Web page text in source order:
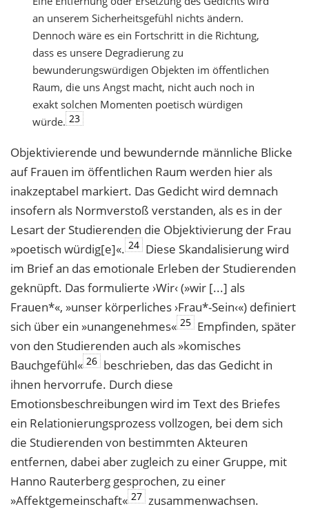
an unserem Sicherheitsgefühl nichts ändern.
Dennoch wäre es ein Fortschritt in die Richtung,
dass es unsere Degradierung zu
bewunderungswürdigen Objekten im öffentlichen
Raum, die uns Angst macht, nicht auch noch in
exakt solchen Momenten poetisch würdigen
würde. 23
Objektivierende und bewundernde männliche Blicke
auf Frauen im öffentlichen Raum werden hier als
inakzeptabel markiert. Das Gedicht wird demnach
insofern als Normverstoß verstanden, als es in der
Lesart der Studierenden die Objektivierung der Frau
»poetisch würdig[e]«. 24 Diese Skandalisierung wird
im Brief an das emotionale Erleben der Studierenden
geknüpft. Das formulierte ›Wir‹ (»wir [...] als
Frauen*«, »unser körperliches ›Frau*-Sein‹«) definiert
sich über ein »unangenehmes« 25 Empfinden, später
von den Studierenden auch als »komisches
Bauchgefühl« 26 beschrieben, das das Gedicht in
ihnen hervorrufe. Durch diese
Emotionsbeschreibungen wird im Text des Briefes
ein Relationierungsprozess vollzogen, bei dem sich
die Studierenden von bestimmten Akteuren
entfernen, dabei aber zugleich zu einer Gruppe, mit
Hanno Rauterberg gesprochen, zu einer
»Affektgemeinschaft« 27 zusammenwachsen.